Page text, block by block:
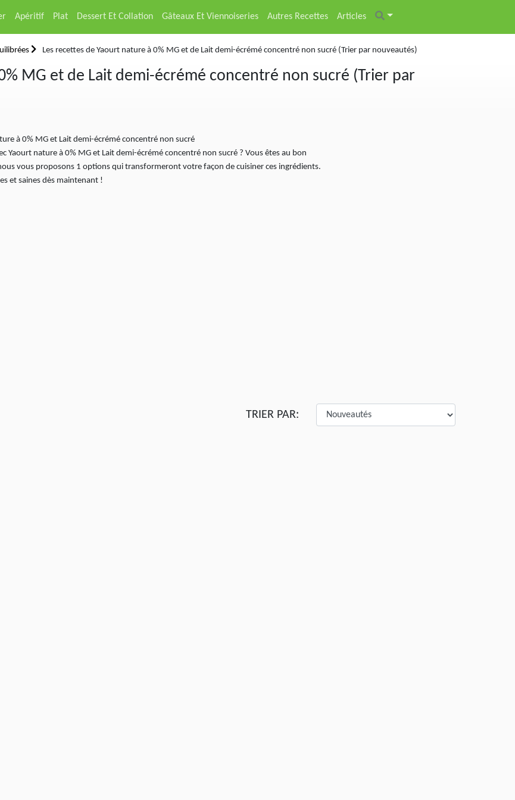
Apéritif Plat Dessert Et Collation Gâteaux Et Viennoiseries Autres Recettes Articles
Les recettes de Yaourt nature à 0% MG et de Lait demi-écrémé concentré non sucré (Trier par nouveautés)
MG et de Lait demi-écrémé concentré non sucré (Trier par
à 0% MG et Lait demi-écrémé concentré non sucré
Yaourt nature à 0% MG et Lait demi-écrémé concentré non sucré ? Vous êtes au bon
vous proposons 1 options qui transformeront votre façon de cuisiner ces ingrédients.
et saines dès maintenant !
TRIER PAR: